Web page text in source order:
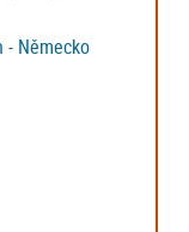
- Německo